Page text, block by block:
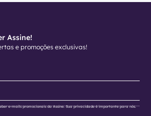
Assine!
e promoções exclusivas!
e-mails promocionais da Assine. Sua privacidade é importante para nós.